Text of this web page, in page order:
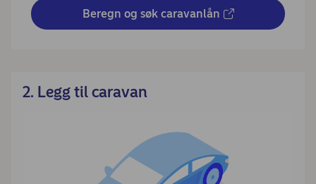
Beregn og søk caravanlån
2. Legg til caravan